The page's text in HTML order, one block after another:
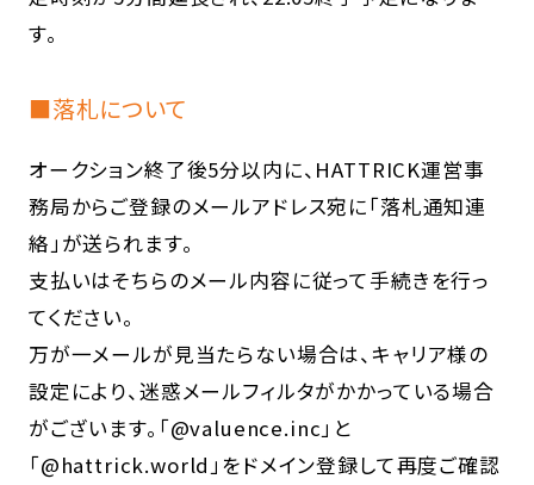
す。
■落札について
オークション終了後5分以内に、HATTRICK運営事
務局からご登録のメールアドレス宛に「落札通知連
絡」が送られます。
支払いはそちらのメール内容に従って手続きを行っ
てください。
万が一メールが見当たらない場合は、キャリア様の
設定により、迷惑メールフィルタがかかっている場合
がございます。「@valuence.inc」と
「@hattrick.world」をドメイン登録して再度ご確認